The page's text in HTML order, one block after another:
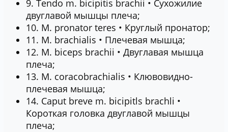
9. Tendo m. bicipitis brachii • Сухожилие
двуглавой мышцы плеча;
10. М. pronator teres • Круглый пронатор;
11. М. brachialis • Плечевая мышца;
12. М. biceps brachii • Двуглавая мышца
плеча;
13. М. coracobrachialis • Клювовидно-
плечевая мышца;
14. Caput breve m. bicipitls brachli •
Короткая головка двуглавой мышцы
плеча;